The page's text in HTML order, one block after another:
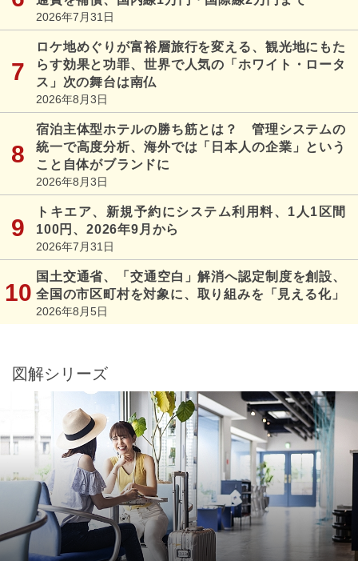
2026年7月31日
ロケ地めぐりが富裕層旅行を変える、観光地にもた
らす効果と功罪、世界で人気の「ホワイト・ロータ
ス」次の舞台は南仏
2026年8月3日
宿泊主体型ホテルの勝ち筋とは？ 管理システムの
統一で高度分析、海外では「日本人の企業」という
こと自体がブランドに
2026年8月3日
トキエア、新規予約にシステム利用料、1人1区間
100円、2026年9月から
2026年7月31日
国土交通省、「交通空白」解消へ認定制度を創設、
全国の市区町村を対象に、取り組みを「見える化」
2026年8月5日
図解シリーズ